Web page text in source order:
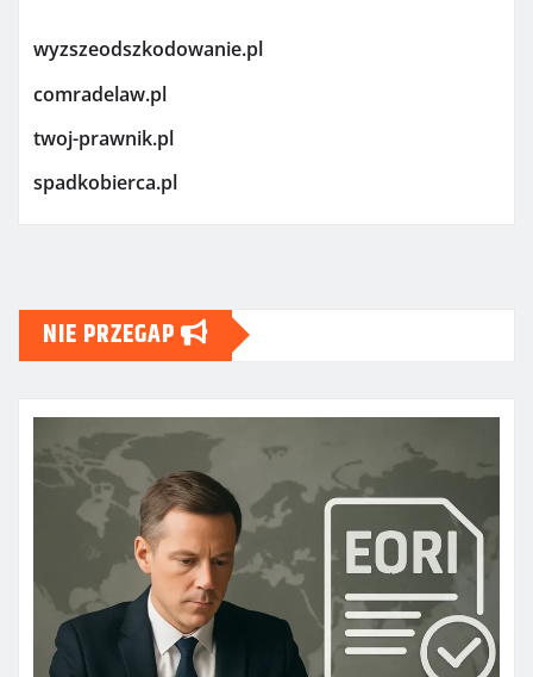
wyzszeodszkodowanie.pl
comradelaw.pl
twoj-prawnik.pl
spadkobierca.pl
NIE PRZEGAP